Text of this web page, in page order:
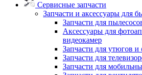
Сервисные запчасти
Запчасти и аксессуары для
Запчасти для
Аксессуары для
видеокамер
Запчасти для утюгов и
Запчасти для
Запчасти для